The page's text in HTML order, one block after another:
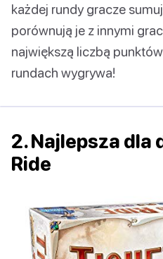
każdej rundy gracze
porównują je z innymi
największą liczbą
rundach wygrywa!
2. Najlepsza dla
Ride